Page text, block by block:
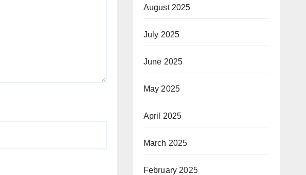
August 2025
July 2025
June 2025
May 2025
April 2025
March 2025
February 2025